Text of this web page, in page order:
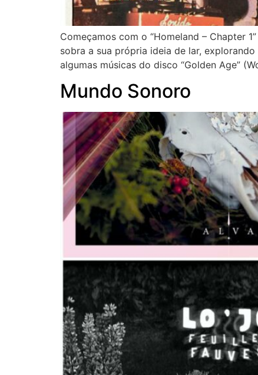
Começamos com o “Homeland – Chapter
sobra a sua própria ideia de lar,
algumas músicas do disco “Golden Age”
Mundo Sonoro